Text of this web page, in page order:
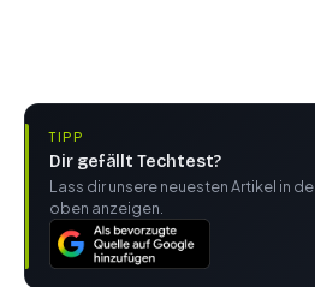
TIPP
Dir gefällt Techtest?
Lass dir unsere neuesten Artikel in
oben anzeigen.